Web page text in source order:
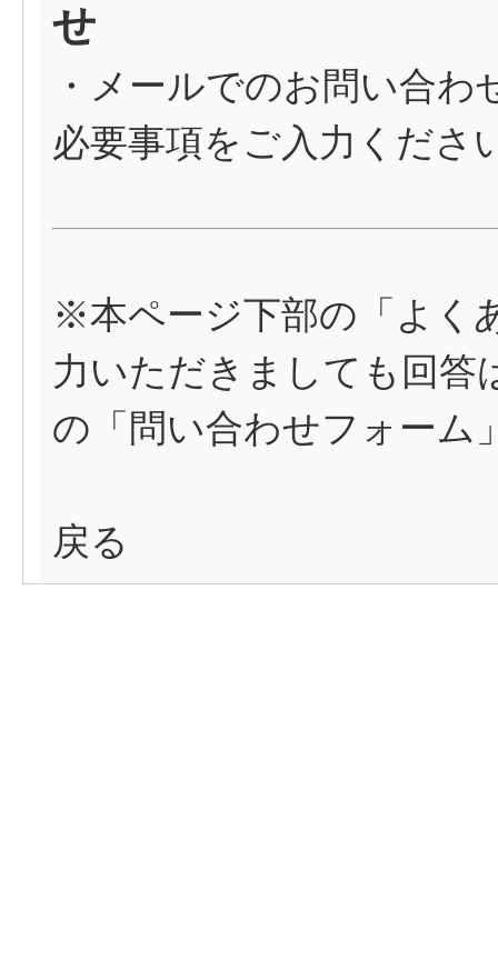
せ
・メールでのお問い合わ
必要事項をご入力くださ
※本ページ下部の「よく
力いただきましても回答
の「問い合わせフォーム
戻る